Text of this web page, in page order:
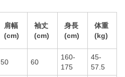
肩幅
(cm)
袖丈
(cm)
身長
(cm)
体重
(kg)
50 60
160-
175
45-
57.5